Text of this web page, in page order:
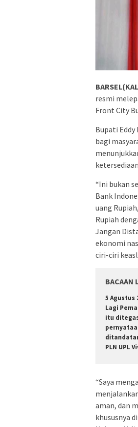
resmi
Front City
Bupati
bagi
“Ini bukan
Bank
uang
Rupiah
Jangan
ekonomi
ciri-ciri
BACAAN
5 Agustus
Lagi
itu
PLN UPL
“Saya
aman, dan
khususnya